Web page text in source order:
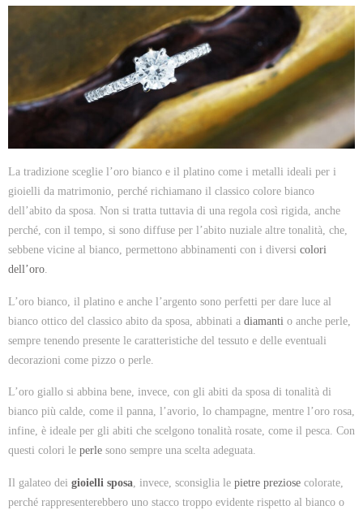
La tradizione sceglie l’oro bianco e il platino come i metalli ideali per i
gioielli da matrimonio, perché richiamano il classico colore bianco
dell’abito da sposa. Non si tratta tuttavia di una regola così rigida, anche
perché, con il tempo, si sono diffuse per l’abito nuziale altre tonalità, che,
sebbene vicine al bianco, permettono abbinamenti con i diversi colori
dell’oro.
L’oro bianco, il platino e anche l’argento sono perfetti per dare luce al
bianco ottico del classico abito da sposa, abbinati a diamanti o anche perle,
sempre tenendo presente le caratteristiche del tessuto e delle eventuali
decorazioni come pizzo o perle.
L’oro giallo si abbina bene, invece, con gli abiti da sposa di tonalità di
bianco più calde, come il panna, l’avorio, lo champagne, mentre l’oro rosa,
infine, è ideale per gli abiti che scelgono tonalità rosate, come il pesca. Con
questi colori le perle sono sempre una scelta adeguata.
Il galateo dei gioielli sposa , invece, sconsiglia le pietre preziose colorate,
perché rappresenterebbero uno stacco troppo evidente rispetto al bianco o